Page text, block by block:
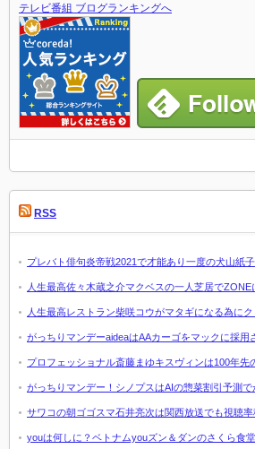
テレビ番組 ブログランキングへ
RSS
プレバト俳句炎帝戦2021で才能あり一度の犬山紙子
人生最高佐々木蔵之介マクベスの一人芝居でZONE
人生最高レストラン柴咲コウがマタギになる為に
がっちりマンデーaideaはAAカーゴをマックに採用
プロフェッショナル斎藤まゆキスヴィンは100年先
がっちりマンデー！シノプスはAIの惣菜割引予測で
サワコの朝ゴゴスマ石井亮次は関西放送でも視聴率
youは何しに？ベトナムyouズン＆ダンのさくら食